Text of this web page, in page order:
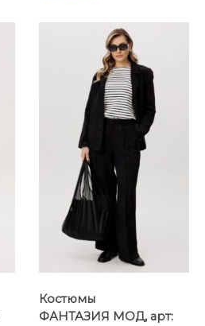
Костюмы
ФАНТАЗИЯ МОД, арт: